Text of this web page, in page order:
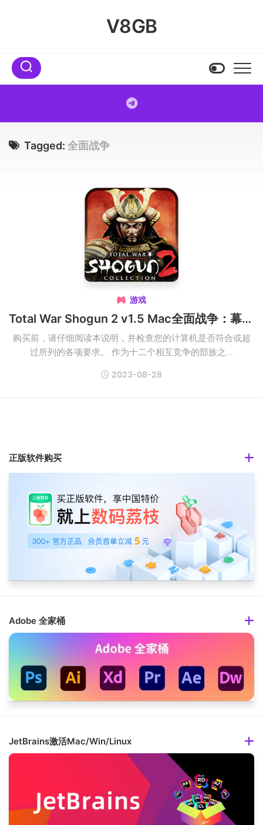
V8GB
Tagged: 全面战争
 游戏
Total War Shogun 2 v1.5 Mac全面战争：幕府将军2破解版
购买前，请仔细阅读本说明，并检查您的计算机是否符合或超
过所列的各项要求。 作为十二个相互竞争的部族之...
2023-08-28
正版软件购买
Adobe 全家桶
JetBrains激活Mac/Win/Linux